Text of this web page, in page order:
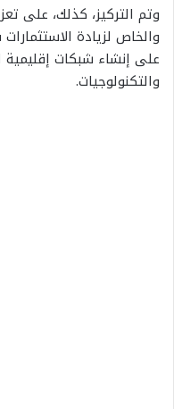
وتم التركيز، كذلك، على
والخاص لزيادة الاستثمارات
على إنشاء شبكات إقليمية
والتكنولوجيات.